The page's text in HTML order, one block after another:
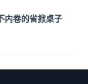
内卷的省掀桌子